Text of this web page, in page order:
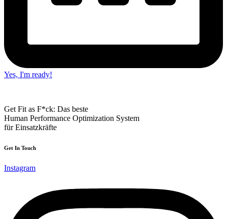
Yes, I'm ready!
Get Fit as F*ck: Das beste
Human Performance Optimization System
für Einsatzkräfte
Get In Touch
Instagram